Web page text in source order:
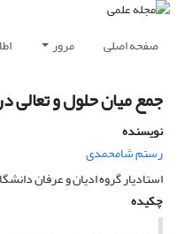
صفحه اصلی مرور
جمع میان حلول و تعالی
نویسنده
رستم شامحمدی
استادیار گروه ادیان و عرفان
چکیده